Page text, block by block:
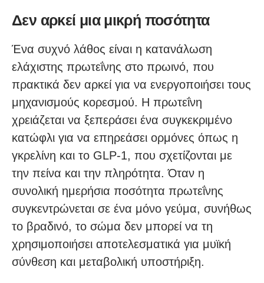
Δεν αρκεί μια μικρή ποσότητα
Ένα συχνό λάθος είναι η κατανάλωση
ελάχιστης πρωτεΐνης στο πρωινό, που
πρακτικά δεν αρκεί για να ενεργοποιήσει τους
μηχανισμούς κορεσμού. Η πρωτεΐνη
χρειάζεται να ξεπεράσει ένα συγκεκριμένο
κατώφλι για να επηρεάσει ορμόνες όπως η
γκρελίνη και το GLP-1, που σχετίζονται με
την πείνα και την πληρότητα. Όταν η
συνολική ημερήσια ποσότητα πρωτεΐνης
συγκεντρώνεται σε ένα μόνο γεύμα, συνήθως
το βραδινό, το σώμα δεν μπορεί να τη
χρησιμοποιήσει αποτελεσματικά για μυϊκή
σύνθεση και μεταβολική υποστήριξη.